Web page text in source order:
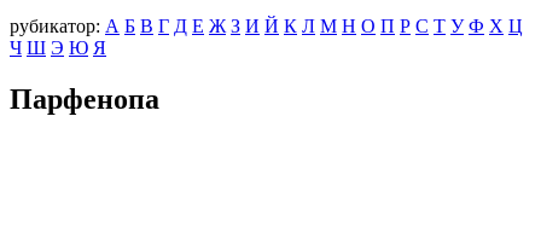
рубикатор: А Б В Г Д Е Ж З И Й К Л М Н О П Р С Т У Ф X Ц
Ч Ш Э Ю Я
Парфенопа